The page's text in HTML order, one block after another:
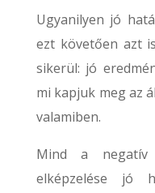
Ugyanilyen jó
ezt követően azt
sikerül: jó
mi kapjuk meg az
valamiben.
Mind a
elképzelése jó